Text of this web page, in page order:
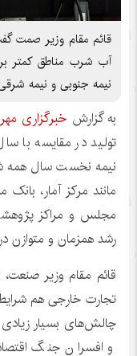
قائم مقام وزیر صمت
آب شرب مناطق کمتر
نیمه جنوبی و نیمه
به گزارش خبرگزاری مهر
تولید در مقایسه با
نیمه نخست سال همه
مانند مرکز آمار،
مجلس و مراکز
رشد همزمان و متوازن
قائم مقام وزیر
تجارت خارجی هم
چالش‌های بسیار
و افسران جنگ